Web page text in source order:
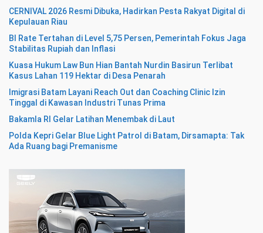
CERNIVAL 2026 Resmi Dibuka, Hadirkan Pesta Rakyat Digital di
Kepulauan Riau
BI Rate Tertahan di Level 5,75 Persen, Pemerintah Fokus Jaga
Stabilitas Rupiah dan Inflasi
Kuasa Hukum Law Bun Hian Bantah Nurdin Basirun Terlibat
Kasus Lahan 119 Hektar di Desa Penarah
Imigrasi Batam Layani Reach Out dan Coaching Clinic Izin
Tinggal di Kawasan Industri Tunas Prima
Bakamla RI Gelar Latihan Menembak di Laut
Polda Kepri Gelar Blue Light Patrol di Batam, Dirsamapta: Tak
Ada Ruang bagi Premanisme